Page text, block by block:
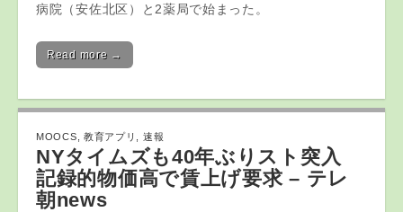
病院（安佐北区）と2薬局で始まった。
Read more →
MOOCS 教育アプリ 速報
NYタイムズも40年ぶりスト突入
記録的物価高で賃上げ要求 – テレ
朝news